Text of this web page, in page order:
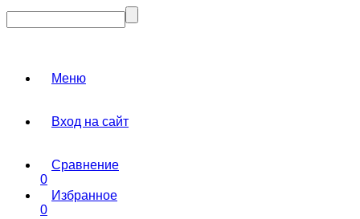
Меню
Вход на сайт
Сравнение
0
Избранное
0